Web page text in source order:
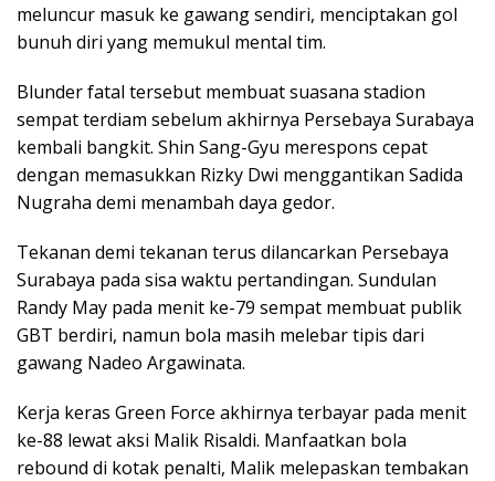
meluncur masuk ke gawang sendiri, menciptakan gol
bunuh diri yang memukul mental tim.
Blunder fatal tersebut membuat suasana stadion
sempat terdiam sebelum akhirnya Persebaya Surabaya
kembali bangkit. Shin Sang-Gyu merespons cepat
dengan memasukkan Rizky Dwi menggantikan Sadida
Nugraha demi menambah daya gedor.
Tekanan demi tekanan terus dilancarkan Persebaya
Surabaya pada sisa waktu pertandingan. Sundulan
Randy May pada menit ke-79 sempat membuat publik
GBT berdiri, namun bola masih melebar tipis dari
gawang Nadeo Argawinata.
Kerja keras Green Force akhirnya terbayar pada menit
ke-88 lewat aksi Malik Risaldi. Manfaatkan bola
rebound di kotak penalti, Malik melepaskan tembakan